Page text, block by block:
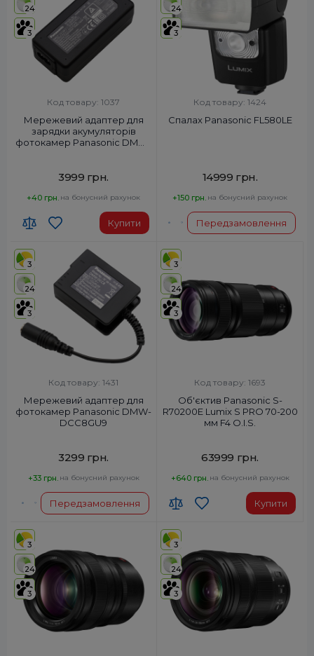
24
3
Код товару: 1037
Мережевий адаптер для
зарядки акумуляторів
фотокамер Panasonic DMW-
3999 грн.
+40 грн. на бонусний рахунок
Купити
24
3
Код товару: 1424
Спалах Panasonic FL580LE
14999 грн.
+150 грн. на бонусний рахунок
Передзамовлення
3
24
3
Код товару: 1431
Мережевий адаптер для
фотокамер Panasonic DMW-
DCC8GU9
3299 грн.
+33 грн. на бонусний рахунок
Передзамовлення
3
24
3
Код товару: 1693
Об'єктив Panasonic S-
R70200E Lumix S PRO 70-200
мм F4 O.I.S.
63999 грн.
+640 грн. на бонусний рахунок
Купити
3
24
3
3
24
3